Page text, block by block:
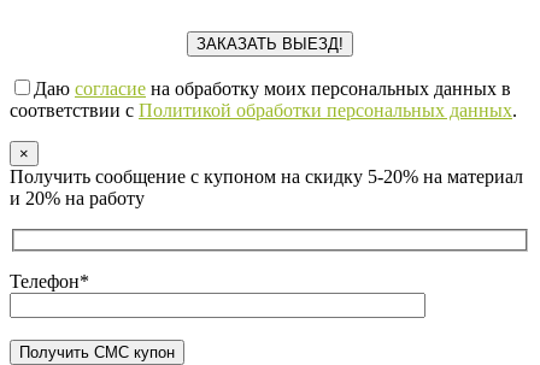
Даю согласие на обработку моих персональных данных в
соответствии с Политикой обработки персональных данных.
×
Получить сообщение с купоном на скидку 5-20% на материал
и 20% на работу
Телефон*